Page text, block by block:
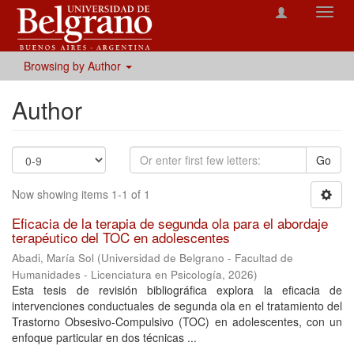
Browsing by Author
Author
Go
Now showing items 1-1 of 1
Eficacia de la terapia de segunda ola para el abordaje
terapéutico del TOC en adolescentes
Abadi, María Sol (Universidad de Belgrano - Facultad de
Humanidades - Licenciatura en Psicología, 2026)
Esta tesis de revisión bibliográfica explora la eficacia de
intervenciones conductuales de segunda ola en el tratamiento del
Trastorno Obsesivo-Compulsivo (TOC) en adolescentes, con un
enfoque particular en dos técnicas ...